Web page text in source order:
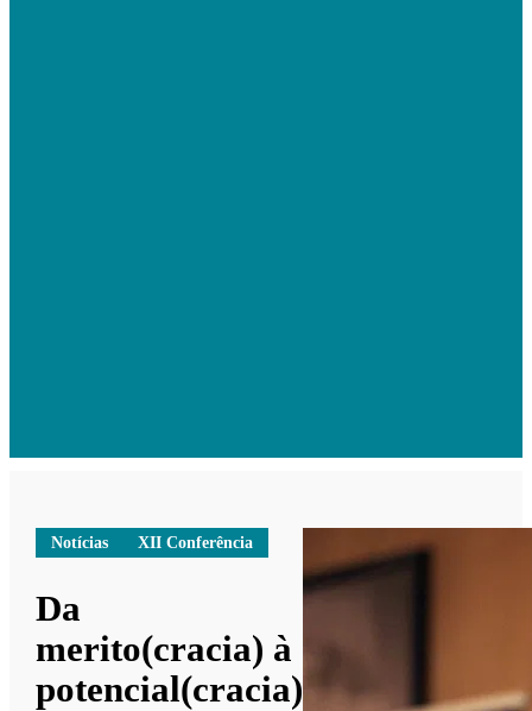
Notícias XII Conferência
Da
merito(cracia) à
potencial(cracia)